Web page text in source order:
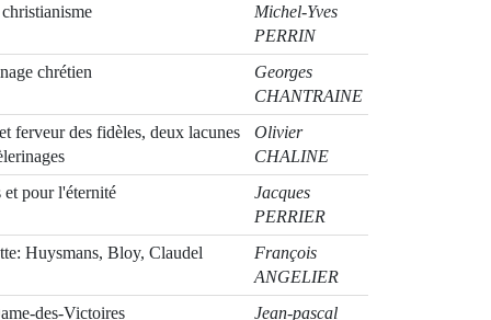
Michel-Yves
PERRIN
chrétien
Georges
CHANTRAINE
ferveur des fidèles, deux lacunes
Olivier
CHALINE
et pour l'éternité
Jacques
PERRIER
Huysmans, Bloy, Claudel
François
ANGELIER
des-Victoires
Jean-pascal